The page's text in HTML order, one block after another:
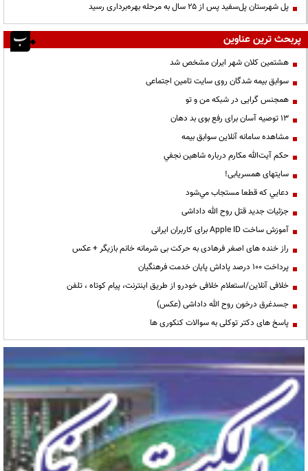
پل شهرستان پل‌سفید پس از ۲۵ سال به مرحله بهره‌برداری رسید
پربحث ترین عناوین
هشتمین کلان شهر ایران مشخص شد
سوابق بیمه شدگان روی سایت تامین اجتماعی
همجنس گرایی در شبکه من و تو
13 توصیه آسان برای رفع بوی بد دهان
مشاهده سامانه آنلاين سوابق بیمه
حكم آيت‌الله مكارم درباره شاهين نجفي
سایتهای همسریابی!
دعايي كه قطعا مستجاب مي‌شود
جزئیات جدید قتل روح الله داداشی
آموزش ساخت Apple ID برای کاربران ایرانی
راز خنده های اصغر فرهادی به حرکت بی شرمانه خانم بازیگر + عکس
پرداخت ۱۰۰ درصد پاداش پایان خدمت فرهنگیان
خلافی آنلاین/استعلام خلافی خودرو از طریق اینترنت، پیام کوتاه ، تلفن
جسدغرق درخون روح الله داداشی (عکس)
پاسخ های دکتر توکلی به سوالات کنکوری ها